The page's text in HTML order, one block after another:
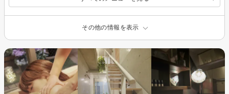
その他の情報を表示